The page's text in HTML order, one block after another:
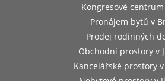
Kongresové
Pronájem bytů v
Prodej rodinných
Obchodní prostory v
Kancelářské prostory v